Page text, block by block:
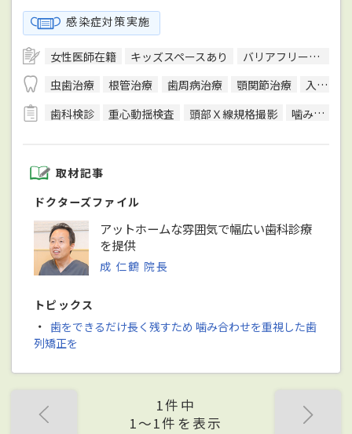
感染症対策実施
女性医師在籍 キッズスペースあり バリアフリー対応
虫歯治療
根管治療 歯周病治療 顎関節治療
入れ歯／義歯治療
歯科検診
重心動揺検査 頭部Ｘ線規格撮影 噛み合わせ検査・診断
取材記事
ドクターズファイル
アットホームな雰囲気で幅広い歯科診療
を提供
成 仁鶴 院長
トピックス
・ 歯をできるだけ長く残すため 噛み合わせを重視した歯
列矯正を
1件中
1〜1件を表示